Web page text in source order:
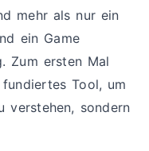
mehr als nur ein
ein Game
Zum ersten Mal
Tool, um
verstehen, sondern